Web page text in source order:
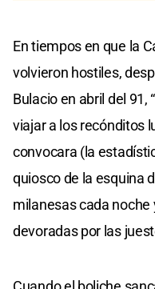
En tiempos en que la
volvieron hostiles,
Bulacio en abril del 91,
viajar a los recónditos
convocara (la
quiosco de la esquina
milanesas cada noche
devoradas por las